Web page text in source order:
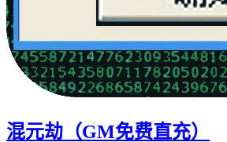
混元劫（GM免费直充）